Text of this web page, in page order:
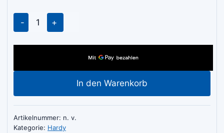
Polyamid-
Multicolor
Malerwalze
Wänden
Menge
In den Warenkorb
Artikelnummer: n. v.
Kategorie: Hardy